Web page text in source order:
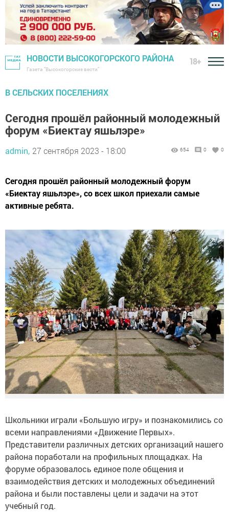
НОВОСТИ ВЫСОКОГОРСКОГО РАЙОНА
Газета "Высокогорские вести"
18+
В СЕЛЬСКИХ ПОСЕЛЕНИЯХ
Сегодня прошёл районный молодежный
форум «Биектау яшьлэре»
admin, 27 сентября 2023 - 18:00 654 0 0
Сегодня прошёл районный молодежный форум
«Биектау яшьлэре», со всех школ приехали самые
активные ребята.
Школьники играли «Большую игру» и познакомились со
всеми направлениями «Движение Первых».
Представители различных детских организаций нашего
района поработали на профильных площадках. На
форуме образовалось единое поле общения и
взаимодействия детских и молодежных объединений
района и были поставлены цели и задачи на этот
учебный год.